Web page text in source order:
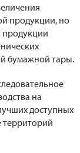
продукции, но
продукции
бумажной тары.
на
доступных
территорий